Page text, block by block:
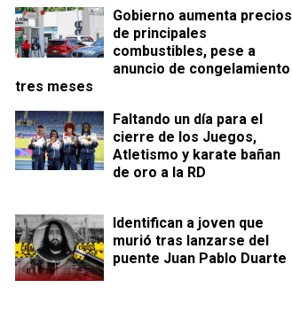
Gobierno aumenta precios
de principales
combustibles, pese a
anuncio de congelamiento
tres meses
Faltando un día para el
cierre de los Juegos,
Atletismo y karate bañan
de oro a la RD
Identifican a joven que
murió tras lanzarse del
puente Juan Pablo Duarte